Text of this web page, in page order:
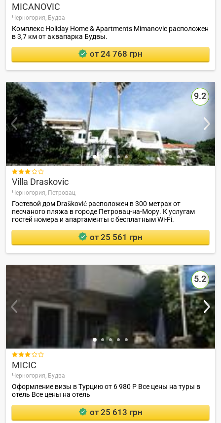
MICANOVIC
Черногория, Будва
Комплекс Holiday Home & Apartments Mimanovic расположен
в 3,7 км от аквапарка Будвы.
от 24 768 грн
9.2

Villa Draskovic
Черногория, Петровац
Гостевой дом Drašković расположен в 300 метрах от
песчаного пляжа в городе Петровац-на-Мору. К услугам
гостей номера и апартаменты с бесплатным Wi-Fi.
от 25 561 грн
5.2

MICIC
Черногория, Будва
Оформление визы в Турцию от 6 980 Р Все цены на туры в
отель Все цены на отель
от 25 613 грн